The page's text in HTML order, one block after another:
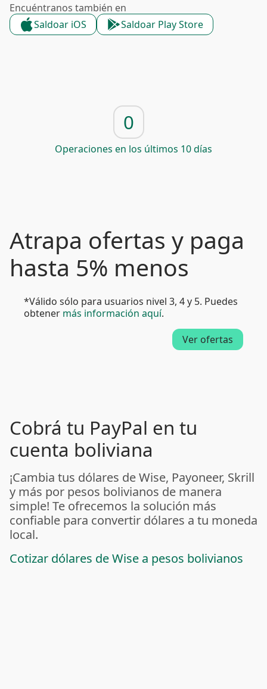
Encuéntranos también en
Saldoar iOS
Saldoar Play Store
0
Operaciones en los últimos 10 días
Atrapa ofertas y paga
hasta 5% menos
*Válido sólo para usuarios nivel 3, 4 y 5. Puedes
obtener más información aquí.
Ver ofertas
Cobrá tu PayPal en tu
cuenta boliviana
¡Cambia tus dólares de Wise, Payoneer, Skrill
y más por pesos bolivianos de manera
simple! Te ofrecemos la solución más
confiable para convertir dólares a tu moneda
local.
Cotizar dólares de Wise a pesos bolivianos